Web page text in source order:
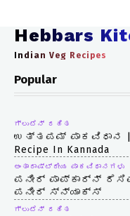
Hebbars
Indian Veg Recipes
Popular
ಗ್ಲುಟೆನ್ ರಹಿತ
ಉತ್ತಪಮ್ ಪಾಕವಿಧಾನ |
Recipe In Kannada
ಅಂತಾರಾಷ್ಟ್ರೀಯ ಪಾಕವಿಧಾನಗಳು
ಪನೀರ್ ಪಾಪ್‌ಕಾರ್ನ್ ರೆಸಿಪಿ
ಪನೀರ್ ಸ್ನ್ಯಾಕ್ಸ್
ಗ್ಲುಟೆನ್ ರಹಿತ